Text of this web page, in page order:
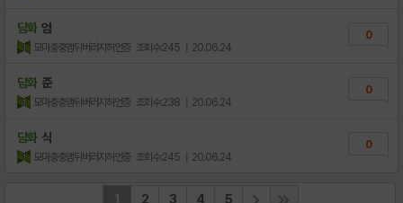
담화 엄
모마충충앰뒤버러지허언증 조회수:245 | 20.06.24
0
담화 준
모마충충앰뒤버러지허언증 조회수:238 | 20.06.24
0
담화 식
모마충충앰뒤버러지허언증 조회수:245 | 20.06.24
0
1 2 3 4 5